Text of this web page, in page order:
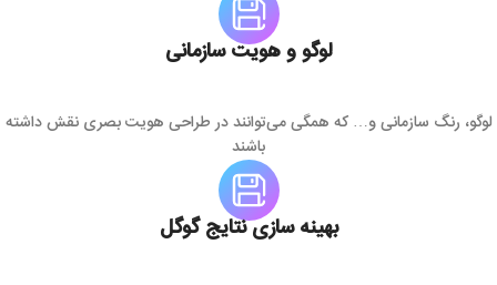
لوگو و هویت سازمانی
لوگو، رنگ سازمانی و… که همگی می‌توانند در طراحی هویت بصری نقش داشته
باشند
بهینه سازی نتایج گوگل